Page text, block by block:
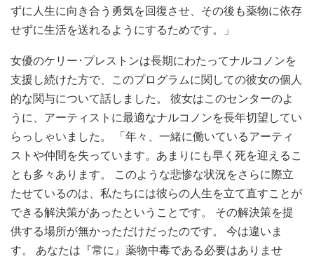
ずに人生に向き合う勇気を回復させ、その後も薬物に依存
せずに生活を送れるようにするためです。」
女優のケリー･プレストンは長期にわたってナルコノンを
支援し続けた方で、このプログラムに関しての彼女の個人
的な関与について話しました。 彼女はこのセンターのよ
うに、アーティストに最適なナルコノンを長年切望してい
らっしゃいました。 「年々、一緒に働いているアーティ
ストや仲間を失っています。あまりにも早く死を迎えるこ
とも多々あります。 このような悲惨な状況をさらに際立
たせているのは、私たちには彼らの人生を立て直すことが
できる解決策があったということです。 その解決策を提
供する場所が無かっただけだったのです。 今は違いま
す。 あなたは『常に』薬物中毒である必要はありませ